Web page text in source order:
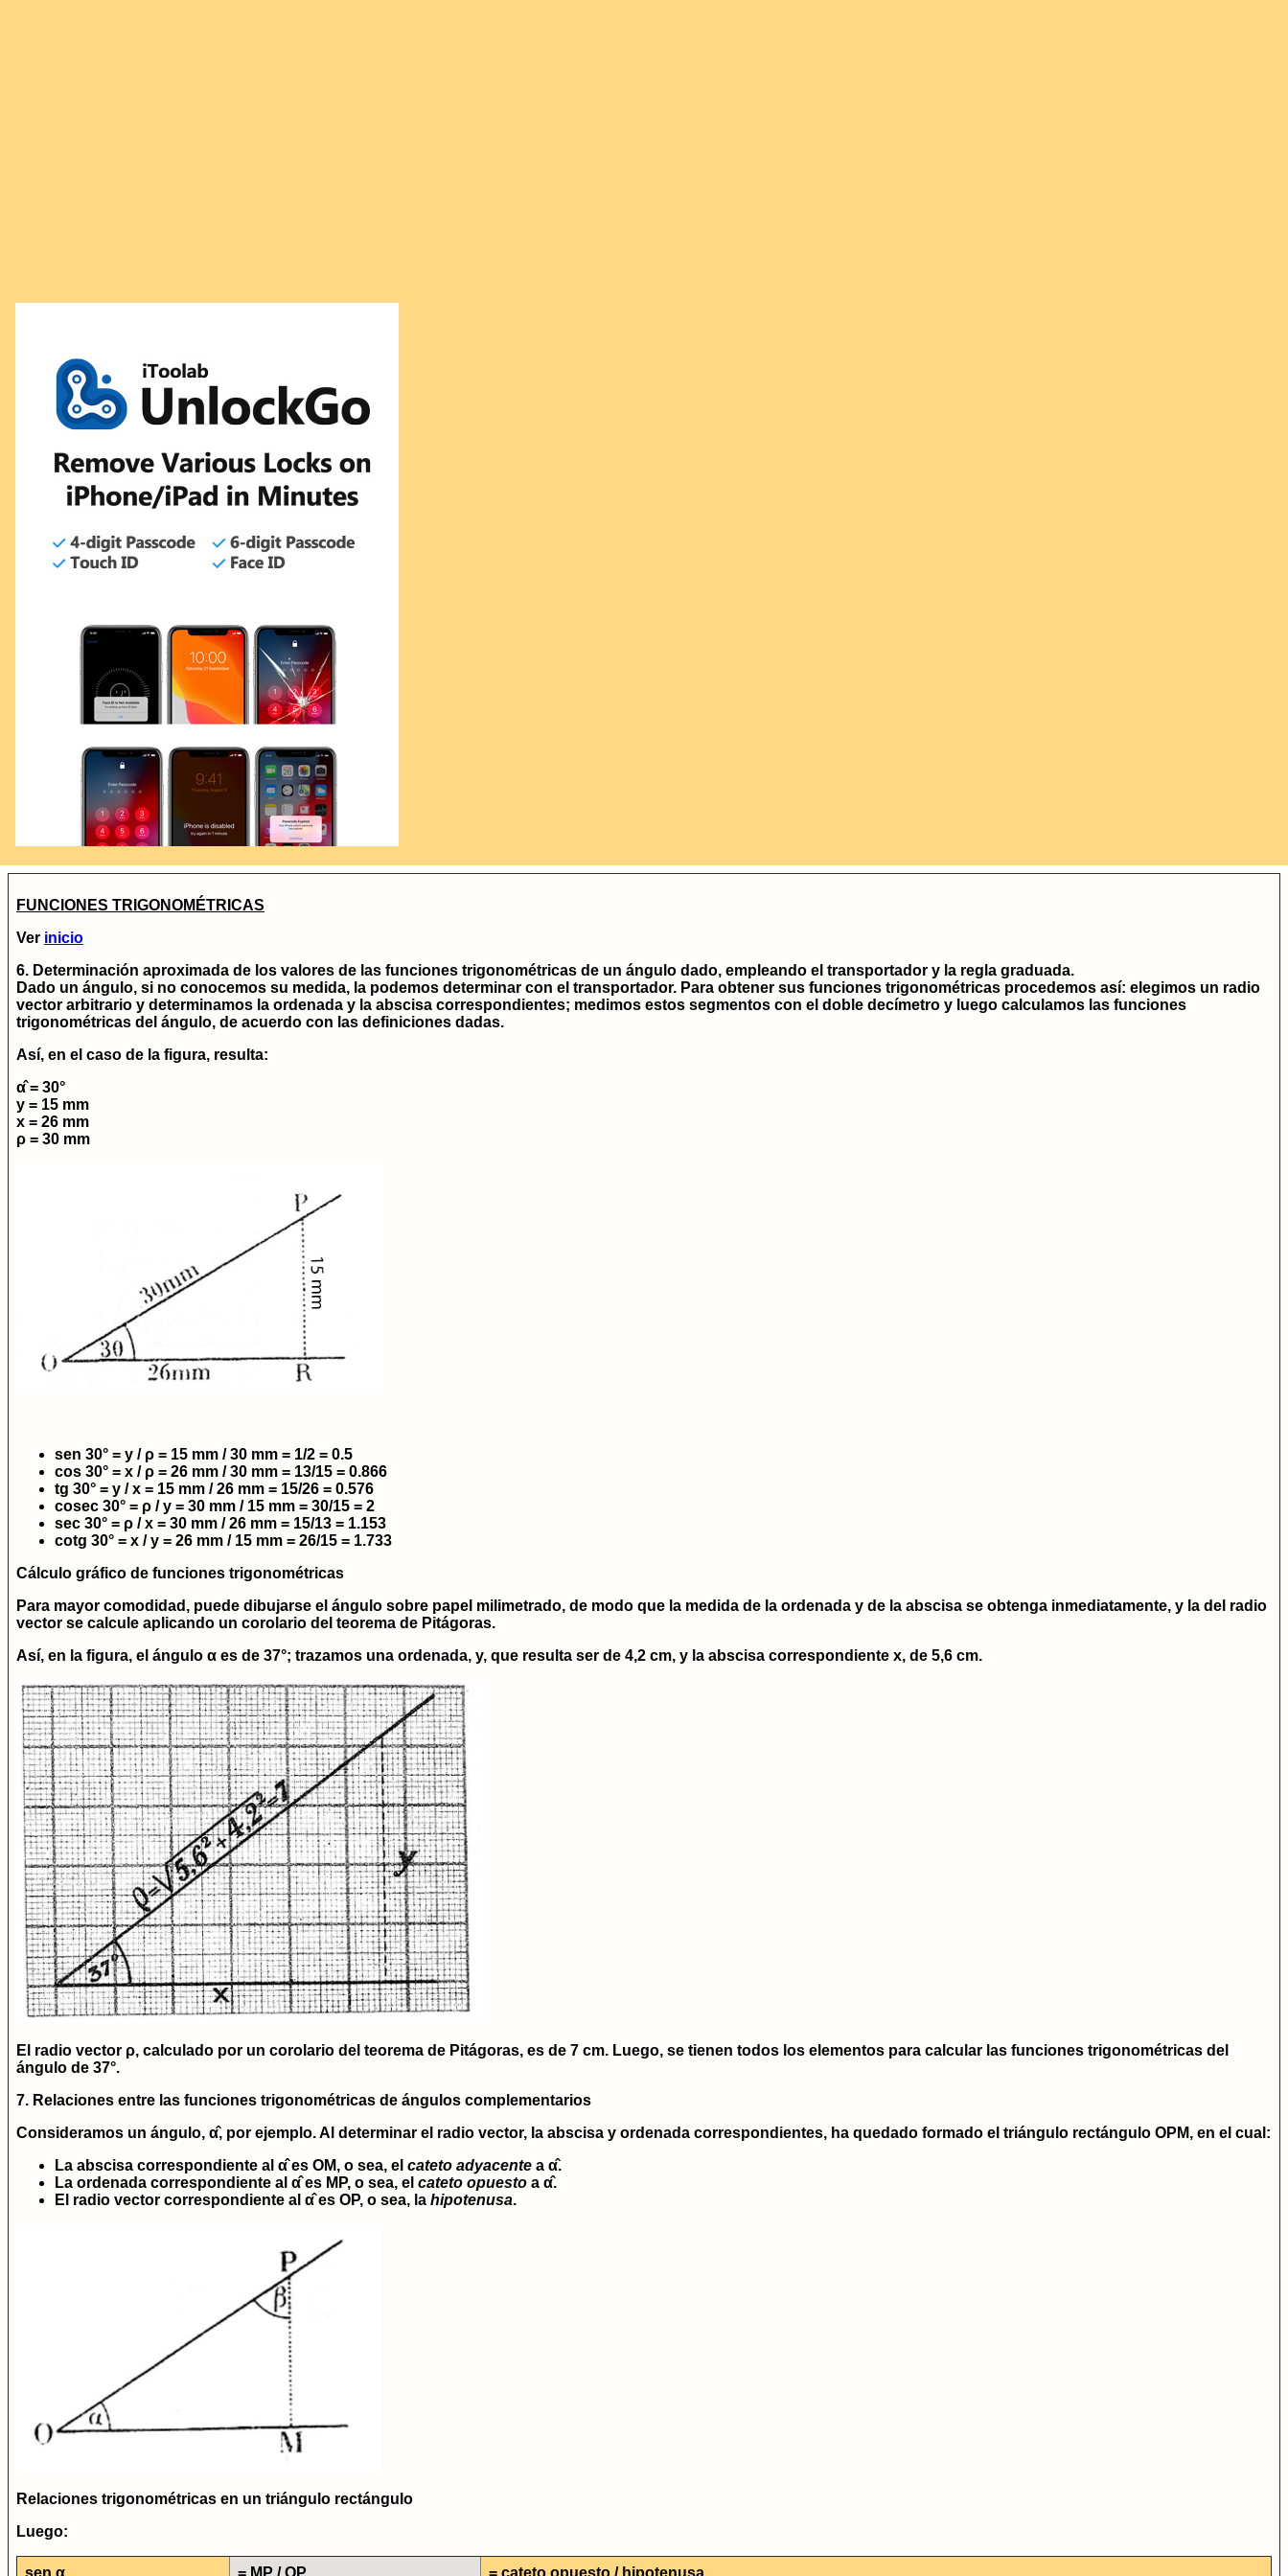
FUNCIONES TRIGONOMÉTRICAS
Ver inicio
6. Determinación aproximada de los valores de las funciones trigonométricas de un ángulo dado, empleando el transportador y la regla graduada.
Dado un ángulo, si no conocemos su medida, la podemos determinar con el transportador. Para obtener sus funciones trigonométricas procedemos así: elegimos un radio
vector arbitrario y determinamos la ordenada y la abscisa correspondientes; medimos estos segmentos con el doble decímetro y luego calculamos las funciones
trigonométricas del ángulo, de acuerdo con las definiciones dadas.
Así, en el caso de la figura, resulta:
α̂ = 30°
y = 15 mm
x = 26 mm
ρ = 30 mm
sen 30° = y / ρ = 15 mm / 30 mm = 1/2 = 0.5
cos 30° = x / ρ = 26 mm / 30 mm = 13/15 = 0.866
tg 30° = y / x = 15 mm / 26 mm = 15/26 = 0.576
cosec 30° = ρ / y = 30 mm / 15 mm = 30/15 = 2
sec 30° = ρ / x = 30 mm / 26 mm = 15/13 = 1.153
cotg 30° = x / y = 26 mm / 15 mm = 26/15 = 1.733
Cálculo gráfico de funciones trigonométricas
Para mayor comodidad, puede dibujarse el ángulo sobre papel milimetrado, de modo que la medida de la ordenada y de la abscisa se obtenga inmediatamente, y la del radio
vector se calcule aplicando un corolario del teorema de Pitágoras.
Así, en la figura, el ángulo α es de 37°; trazamos una ordenada, y, que resulta ser de 4,2 cm, y la abscisa correspondiente x, de 5,6 cm.
El radio vector ρ, calculado por un corolario del teorema de Pitágoras, es de 7 cm. Luego, se tienen todos los elementos para calcular las funciones trigonométricas del
ángulo de 37°.
7. Relaciones entre las funciones trigonométricas de ángulos complementarios
Consideramos un ángulo, α̂, por ejemplo. Al determinar el radio vector, la abscisa y ordenada correspondientes, ha quedado formado el triángulo rectángulo OPM, en el cual:
La abscisa correspondiente al α̂ es OM, o sea, el cateto adyacente a α̂.
La ordenada correspondiente al α̂ es MP, o sea, el cateto opuesto a α̂.
El radio vector correspondiente al α̂ es OP, o sea, la hipotenusa.
Relaciones trigonométricas en un triángulo rectángulo
Luego: